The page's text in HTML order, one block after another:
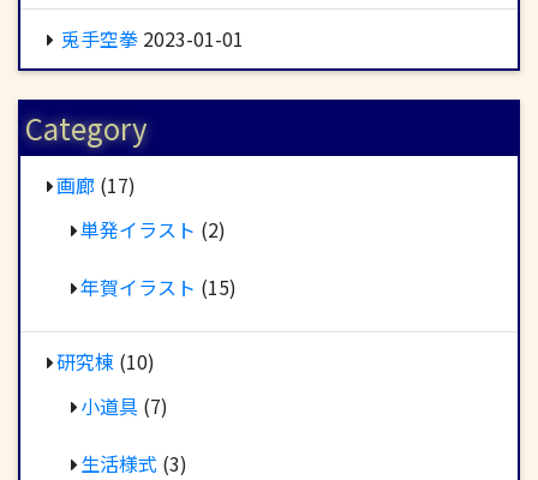
兎手空拳 2023-01-01
Category
画廊 (17)
単発イラスト (2)
年賀イラスト (15)
研究棟 (10)
小道具 (7)
生活様式 (3)